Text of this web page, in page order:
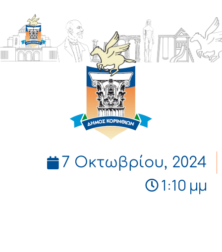
ΔΗΜΟΣ
ΚΟΡΙΝΘΙΩΝ
7 Οκτωβρίου, 2024
1:10 μμ